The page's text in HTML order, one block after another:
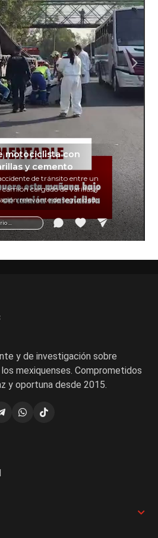
...
motociclista con
y cemento
de tránsito entre un
cargado de varillas y
relevante de seguridad
para motociclistas.
y de investigación sobre
mexiquenses. Comprometidos
y oportuna desde 2015.